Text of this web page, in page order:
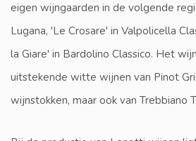
eigen wijngaarden in de volgende
Lugana, 'Le Crosare' in Valpolicella
la Giare' in Bardolino Classico. Het
uitstekende witte wijnen van Pinot
wijnstokken, maar ook van Trebbiano